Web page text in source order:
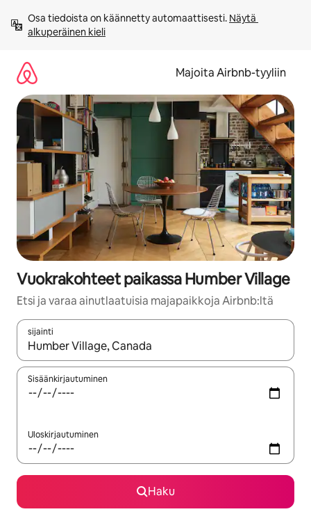
sisältö
väliin
Osa tiedoista on käännetty automaattisesti. Näytä
alkuperäinen kieli
Majoita Airbnb-tyyliin
Vuokrakohteet paikassa Humber Village
Etsi ja varaa ainutlaatuisia majapaikkoja Airbnb:ltä
sijainti
Kun tulokset ovat saatavilla, navigoi ylös- ja alas-
Sisäänkirjautuminen
Uloskirjautuminen
Haku